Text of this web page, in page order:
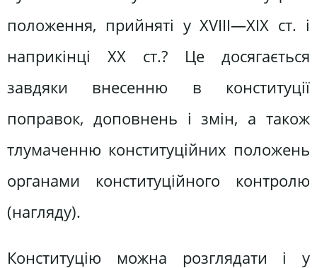
положення, прийняті у XVIII—XIX ст. і
наприкінці XX ст.? Це досягається
завдяки внесенню в конституції
поправок, доповнень і змін, а також
тлумаченню конституційних положень
органами конституційного контролю
(нагляду).
Конституцію можна розглядати і у